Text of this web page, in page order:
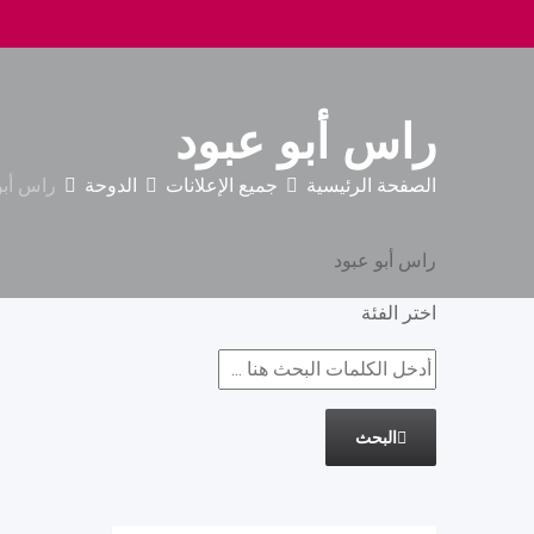
راس أبو عبود
الصفحة الرئيسية جميع الإعلانات الدوحة راس
راس أبو عبود
اختر الفئة
البحث